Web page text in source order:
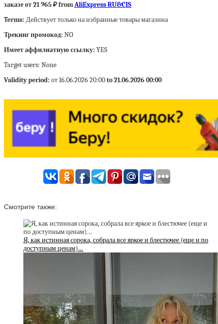
заказе от 21 965 ₽ fromAliExpress RU&CIS
Terms: Действует только на избранные товары магазина
Трекинг промокод: NO
Имеет аффилиатную ссылку: YES
Target users: None
Validity period: от 16.06.2026 20:00to 21.06.2026 00:00
Смотрите также:
Я, как истинная сорока, собрала все яркое и блестючее (еще и по
доступным ценам)…